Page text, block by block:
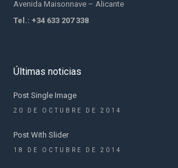
Avenida Maisonnave – Alicante
Tel.: +34 633 207 338
Últimas noticias
Post Single Image
20 DE OCTUBRE DE 2014
Post With Slider
18 DE OCTUBRE DE 2014